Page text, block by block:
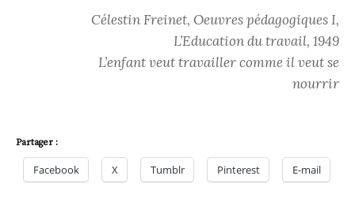
Célestin Freinet, Oeuvres pédagogiques I,
L’Education du travail, 1949
L’enfant veut travailler comme il veut se
nourrir
Partager :
Facebook X Tumblr Pinterest E-mail